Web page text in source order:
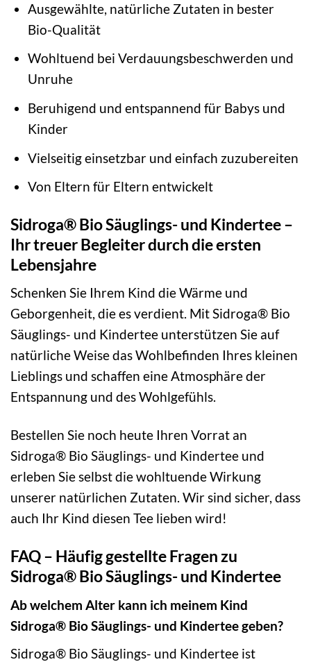
Ausgewählte, natürliche Zutaten in bester
Bio-Qualität
Wohltuend bei Verdauungsbeschwerden und
Unruhe
Beruhigend und entspannend für Babys und
Kinder
Vielseitig einsetzbar und einfach zuzubereiten
Von Eltern für Eltern entwickelt
Sidroga® Bio Säuglings- und Kindertee –
Ihr treuer Begleiter durch die ersten
Lebensjahre
Schenken Sie Ihrem Kind die Wärme und
Geborgenheit, die es verdient. Mit Sidroga® Bio
Säuglings- und Kindertee unterstützen Sie auf
natürliche Weise das Wohlbefinden Ihres kleinen
Lieblings und schaffen eine Atmosphäre der
Entspannung und des Wohlgefühls.
Bestellen Sie noch heute Ihren Vorrat an
Sidroga® Bio Säuglings- und Kindertee und
erleben Sie selbst die wohltuende Wirkung
unserer natürlichen Zutaten. Wir sind sicher, dass
auch Ihr Kind diesen Tee lieben wird!
FAQ – Häufig gestellte Fragen zu
Sidroga® Bio Säuglings- und Kindertee
Ab welchem Alter kann ich meinem Kind
Sidroga® Bio Säuglings- und Kindertee geben?
Sidroga® Bio Säuglings- und Kindertee ist